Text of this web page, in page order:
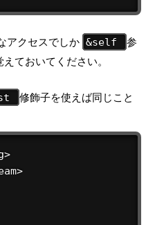
アクセスでしか &self
参
ておいてください。
修飾子を使えば同じこと